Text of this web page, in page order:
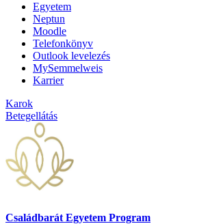
Egyetem
Neptun
Moodle
Telefonkönyv
Outlook levelezés
MySemmelweis
Karrier
Karok
Betegellátás
Családbarát Egyetem Program